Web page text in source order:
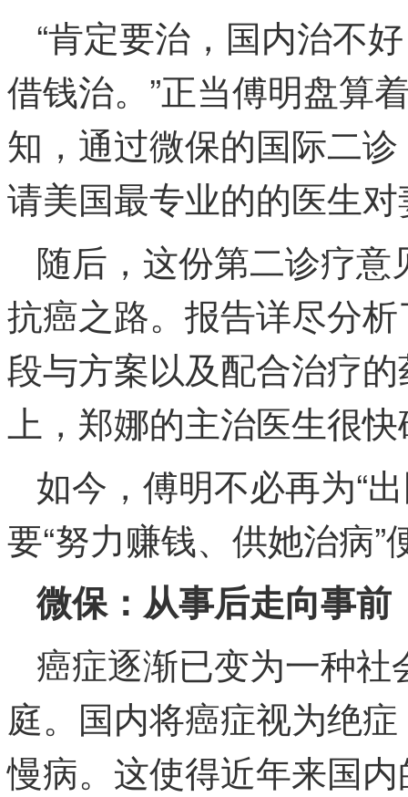
“肯定要治，国内治不
借钱治。”正当傅明盘算
知，通过微保的国际二
请美国最专业的的医生
随后，这份第二诊疗
抗癌之路。报告详尽分
段与方案以及配合治疗
上，郑娜的主治医生很
如今，傅明不必再为“
要“努力赚钱、供她治病”
微保：从事后走向事前
癌症逐渐已变为一种
庭。国内将癌症视为绝
慢病。这使得近年来国